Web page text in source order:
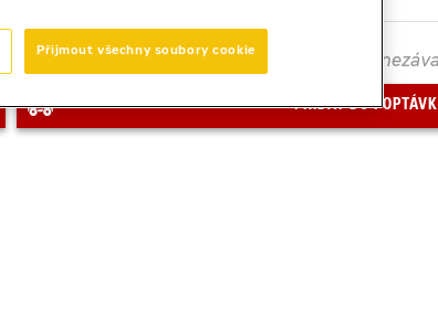
Zobrazená cena je orientační. Poptávka je
PŘIDAT DO
Přijmout všechny soubory cookie